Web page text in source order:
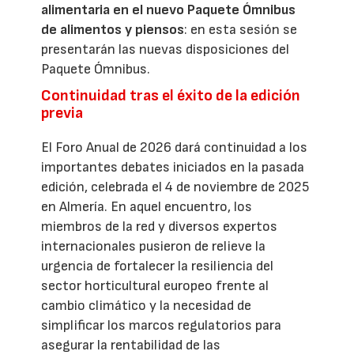
alimentaria en el nuevo Paquete Ómnibus
de alimentos y piensos: en esta sesión se
presentarán las nuevas disposiciones del
Paquete Ómnibus.
Continuidad tras el éxito de la edición
previa
El Foro Anual de 2026 dará continuidad a los
importantes debates iniciados en la pasada
edición, celebrada el 4 de noviembre de 2025
en Almería. En aquel encuentro, los
miembros de la red y diversos expertos
internacionales pusieron de relieve la
urgencia de fortalecer la resiliencia del
sector horticultural europeo frente al
cambio climático y la necesidad de
simplificar los marcos regulatorios para
asegurar la rentabilidad de las